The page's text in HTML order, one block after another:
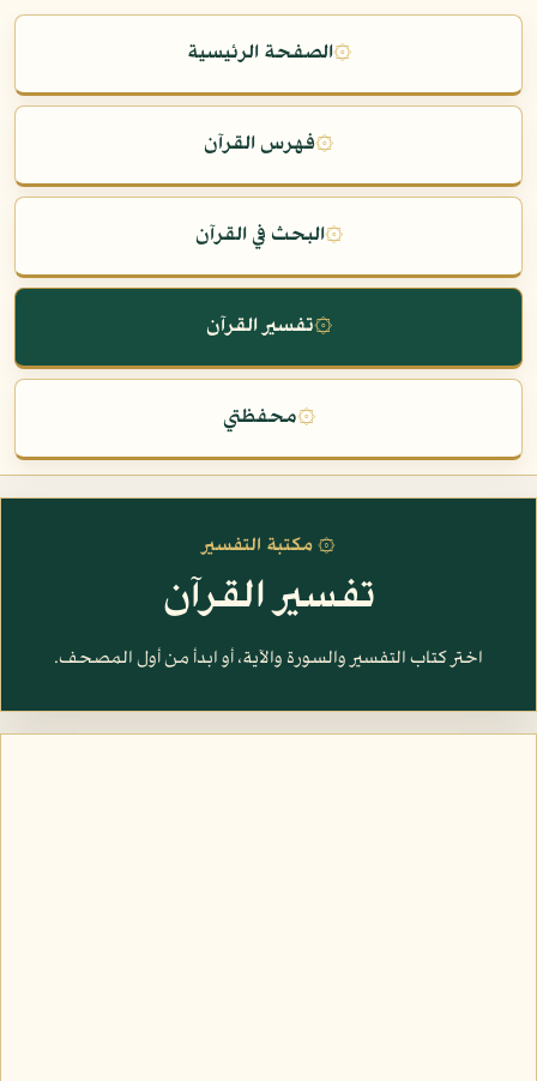
۞الصفحة الرئيسية
۞فهرس القرآن
۞البحث في القرآن
۞تفسير القرآن
۞محفظتي
۞ مكتبة التفسير
تفسير القرآن
اختر كتاب التفسير والسورة والآية، أو ابدأ من أول المصحف.